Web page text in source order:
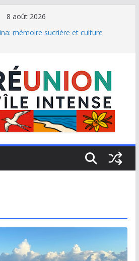
8 août 2026
mémoire sucrière et culture
de détente à l’Hôtel Iloha à Saint Leu
de La Réunion, emblème de l’île
sel de Saint Leu: site culturel à